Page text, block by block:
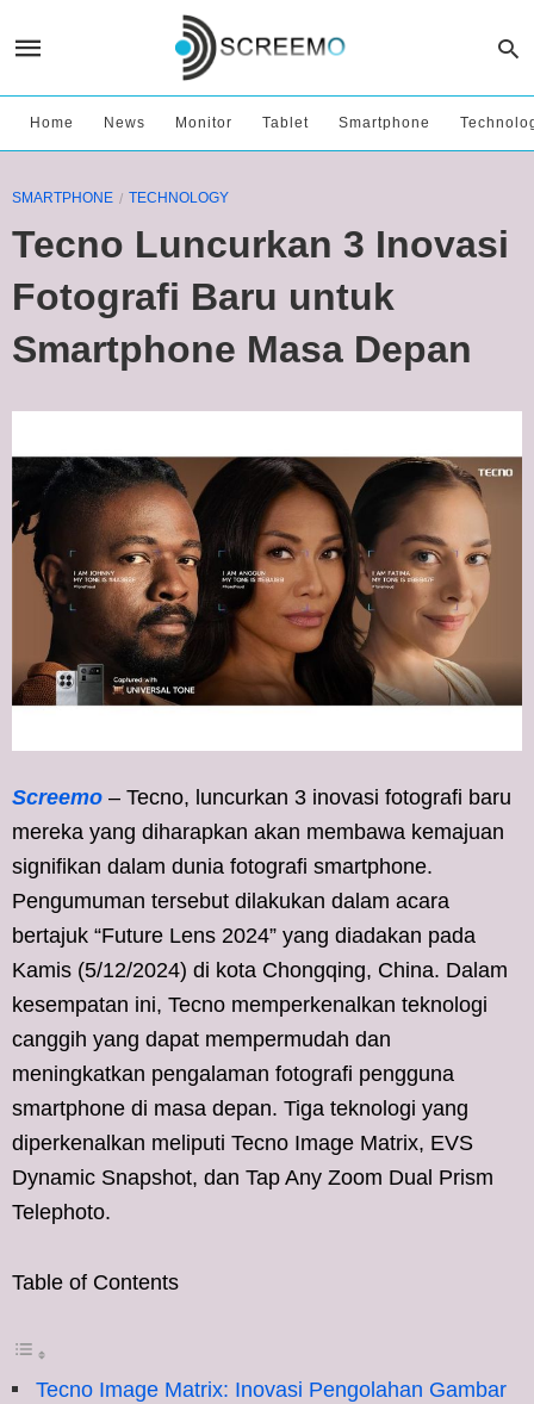
Home News Monitor Tablet Smartphone
SMARTPHONE TECHNOLOGY
Tecno Luncurkan 3 Inovasi
Fotografi Baru untuk
Smartphone Masa Depan
Screemo – Tecno, luncurkan 3 inovasi fotografi baru
mereka yang diharapkan akan membawa kemajuan
signifikan dalam dunia fotografi smartphone.
Pengumuman tersebut dilakukan dalam acara
bertajuk “Future Lens 2024” yang diadakan pada
Kamis (5/12/2024) di kota Chongqing, China. Dalam
kesempatan ini, Tecno memperkenalkan teknologi
canggih yang dapat mempermudah dan
meningkatkan pengalaman fotografi pengguna
smartphone di masa depan. Tiga teknologi yang
diperkenalkan meliputi Tecno Image Matrix, EVS
Dynamic Snapshot, dan Tap Any Zoom Dual Prism
Telephoto.
Table of Contents
Tecno Image Matrix: Inovasi Pengolahan Gambar